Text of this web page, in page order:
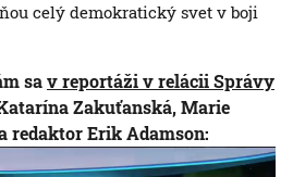
celý demokratický svet v boji
sav reportáži v relácii Správy
Zakuťanská, Marie
redaktor Erik Adamson: